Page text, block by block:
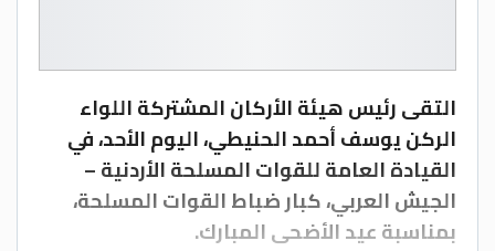
التقى رئيس هيئة الأركان المشتركة اللواء
الركن يوسف أحمد الحنيطي، اليوم الأحد، في
القيادة العامة للقوات المسلحة الأردنية –
الجيش العربي، كبار ضباط القوات المسلحة،
بمناسبة عيد الأضحى المبارك.